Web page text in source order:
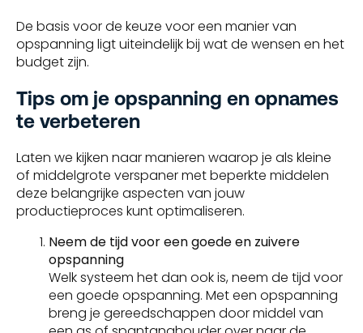
De basis voor de keuze voor een manier van
opspanning ligt uiteindelijk bij wat de wensen en het
budget zijn.
Tips om je opspanning en opnames
te verbeteren
Laten we kijken naar manieren waarop je als kleine
of middelgrote verspaner met beperkte middelen
deze belangrijke aspecten van jouw
productieproces kunt optimaliseren.
Neem de tijd voor een goede en zuivere
opspanning
Welk systeem het dan ook is, neem de tijd voor
een goede opspanning. Met een opspanning
breng je gereedschappen door middel van